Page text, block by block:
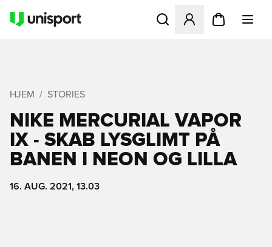
Åbner en Modal til at
HJEM STORIES
NIKE MERCURIAL VAPOR
IX - SKAB LYSGLIMT PÅ
BANEN I NEON OG LILLA
16. AUG. 2021, 13.03